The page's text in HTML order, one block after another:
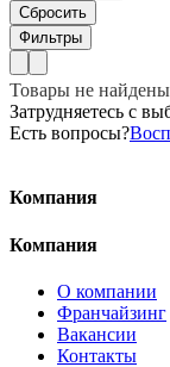
Товары не найдены
Затрудняетесь с
Есть вопросы?
Компания
Компания
О компании
Франчайзинг
Вакансии
Контакты